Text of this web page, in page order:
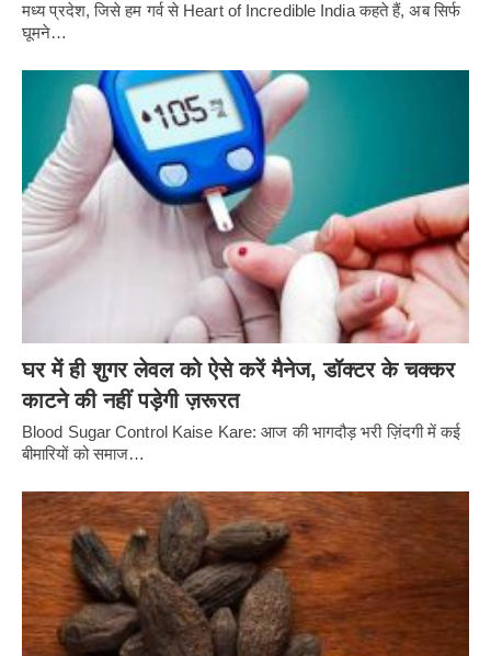
मध्य प्रदेश, जिसे हम गर्व से Heart of Incredible India कहते हैं, अब सिर्फ
घूमने…
घर में ही शुगर लेवल को ऐसे करें मैनेज, डॉक्टर के चक्कर
काटने की नहीं पड़ेगी ज़रूरत
Blood Sugar Control Kaise Kare: आज की भागदौड़ भरी ज़िंदगी में कई
बीमारियों को समाज…